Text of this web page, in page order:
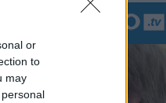
or
to
may